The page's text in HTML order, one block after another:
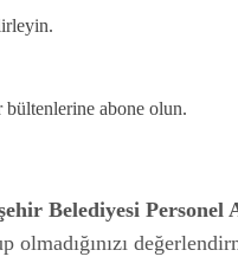
abone olun.
Belediyesi Personel
olmadığınızı